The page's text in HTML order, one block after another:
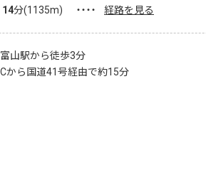
14分(1135m) ・・・・ 経路を見る
山駅から徒歩3分
から国道41号経由で約15分